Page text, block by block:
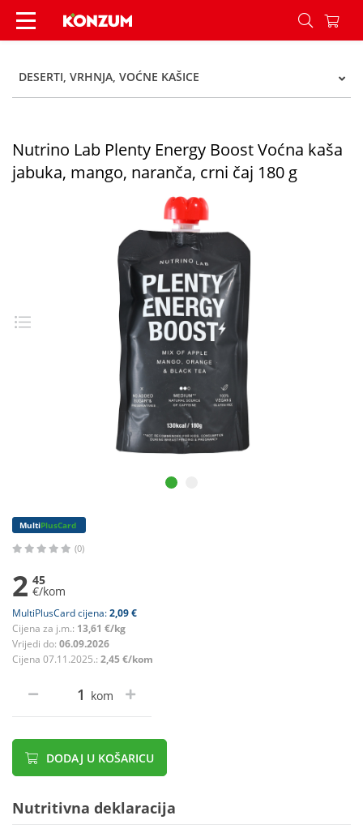
Nutrino Lab Plenty Energy Boost Voćna kaša
DESERTI, VRHNJA, VOĆNE KAŠICE
Nutrino Lab Plenty Energy Boost Voćna kaša
jabuka, mango, naranča, crni čaj 180 g
MultiPlusCard
(0)
2 45
€/kom
MultiPlusCard cijena:2,09 €
Cijena za j.m.: 13,61 €/kg
Vrijedi do: 06.09.2026
Cijena 07.11.2025.: 2,45 €/kom
kom
DODAJ U KOŠARICU
Nutritivna deklaracija